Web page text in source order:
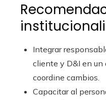
Integrar
cliente y D&I en un
coordine cambios.
Capacitar al